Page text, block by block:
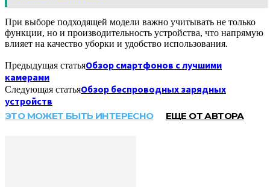
При выборе подходящей модели важно учитывать не только
функции, но и производительность устройства, что напрямую
влияет на качество уборки и удобство использования.
Предыдущая статьяОбзор смартфонов с лучшими
камерами
Следующая статьяОбзор беспроводных зарядных
устройств
ЭТО МОЖЕТ БЫТЬ ИНТЕРЕСНО ЕЩЕ ОТ АВТОРА